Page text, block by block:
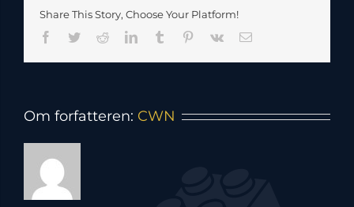
Share This Story, Choose Your Platform!
Facebook
TwitterRedditLinkedInTumblr Pinterest
Vk
E-
Om forfatteren: CWN